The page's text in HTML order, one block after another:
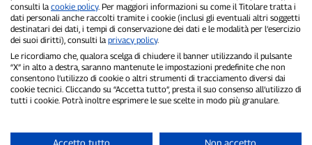
consulti la cookie policy. Per maggiori informazioni su come il Titolare tratta i
dati personali anche raccolti tramite i cookie (inclusi gli eventuali altri soggetti
destinatari dei dati, i tempi di conservazione dei dati e le modalità per l’esercizio
dei suoi diritti), consulti la privacy policy.
Le ricordiamo che, qualora scelga di chiudere il banner utilizzando il pulsante
“X” in alto a destra, saranno mantenute le impostazioni predefinite che non
consentono l’utilizzo di cookie o altri strumenti di tracciamento diversi dai
cookie tecnici. Cliccando su “Accetta tutto”, presta il suo consenso all’utilizzo di
tutti i cookie. Potrà inoltre esprimere le sue scelte in modo più granulare.